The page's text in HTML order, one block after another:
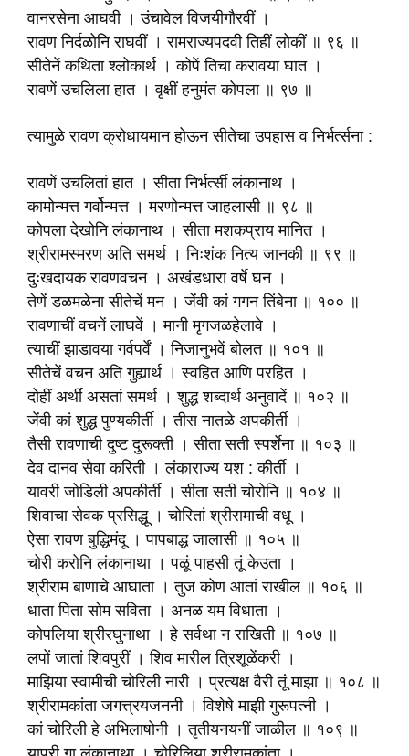
वानरसेना आघवी । उंचावेल विजयीगौरवीं ।
रावण निर्दळोनि राघवीं । रामराज्यपदवी तिहीं लोकीं ॥ ९६ ॥
सीतेनें कथिता श्लोकार्थ । कोपें तिचा करावया घात ।
रावणें उचलिला हात । वृक्षीं हनुमंत कोपला ॥ ९७ ॥
त्यामुळे रावण क्रोधायमान होऊन सीतेचा उपहास व निर्भर्त्सना :
रावणें उचलितां हात । सीता निर्भर्त्सी लंकानाथ ।
कामोन्मत्त गर्वोन्मत्त । मरणोन्मत्त जाहलासी ॥ ९८ ॥
कोपला देखोनि लंकानाथ । सीता मशकप्राय मानित ।
श्रीरामस्मरण अति समर्थ । निःशंक नित्य जानकी ॥ ९९ ॥
दुःखदायक रावणवचन । अखंडधारा वर्षे घन ।
तेणें डळमळेना सीतेचें मन । जेंवी कां गगन तिंबेना ॥ १०० ॥
रावणाचीं वचनें लाघवें । मानी मृगजळहेलावे ।
त्याचीं झाडावया गर्वपर्वें । निजानुभवें बोलत ॥ १०१ ॥
सीतेचें वचन अति गुह्यार्थ । स्वहित आणि परहित ।
दोहीं अर्थीं असतां समर्थ । शुद्ध शब्दार्थ अनुवादें ॥ १०२ ॥
जेंवी कां शुद्ध पुण्यकीर्ती । तीस नातळे अपकीर्ती ।
तैसी रावणाची दुष्ट दुरूक्ती । सीता सती स्पर्शेना ॥ १०३ ॥
देव दानव सेवा करिती । लंकाराज्य यश : कीर्ती ।
यावरी जोडिली अपकीर्ती । सीता सती चोरोनि ॥ १०४ ॥
शिवाचा सेवक प्रसिद्धू । चोरितां श्रीरामाची वधू ।
ऐसा रावण बुद्धिमंदू । पापबाद्ध जालासी ॥ १०५ ॥
चोरी करोनि लंकानाथा । पळूं पाहसी तूं केउता ।
श्रीराम बाणाचे आघाता । तुज कोण आतां राखील ॥ १०६ ॥
धाता पिता सोम सविता । अनळ यम विधाता ।
कोपलिया श्रीरघुनाथा । हे सर्वथा न राखिती ॥ १०७ ॥
लपों जातां शिवपुरीं । शिव मारील त्रिशूळेंकरी ।
माझिया स्वामीची चोरिली नारी । प्रत्यक्ष वैरी तूं माझा ॥ १०८ ॥
श्रीरामकांता जगत्त्रयजननी । विशेषे माझी गुरूपत्‍नी ।
कां चोरिली हे अभिलाषोनी । तृतीयनयनीं जाळील ॥ १०९ ॥